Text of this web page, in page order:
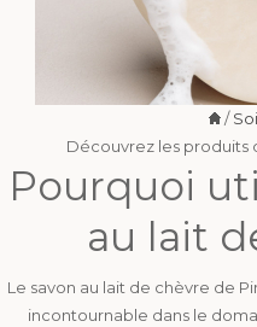
/
Découvrez les produits
Pourquoi
au lait
Le savon au lait de chèvre de
incontournable dans le